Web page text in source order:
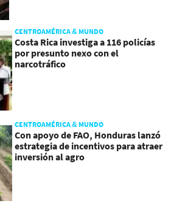
CENTROAMÉRICA & MUNDO
Costa Rica investiga a 116 policías
por presunto nexo con el
narcotráfico
CENTROAMÉRICA & MUNDO
Con apoyo de FAO, Honduras lanzó
estrategia de incentivos para atraer
inversión al agro